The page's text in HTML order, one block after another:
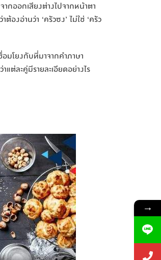
กออกเสียงต่างไปจากหน้าตา
งอ่านว่า ‘ครัวซง’ ไม่ใช่ ‘ครัว
มโยงกับที่มาจากคำภาษา
ละคู่มีรายละเอียดอย่างไร
→